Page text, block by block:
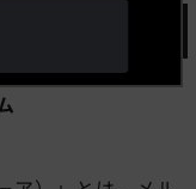
メルセデス・ベン